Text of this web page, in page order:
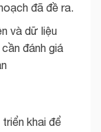
đã đề ra.
và dữ liệu
đánh giá
khai để